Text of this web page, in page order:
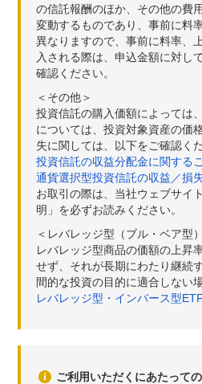
の信託報酬のほか、その他の費
変動するものであり、事前に料
異なりますので、事前に料率、
入される際は、申込金額に対し
確認ください。
＜その他＞
投資信託の購入価額によっては
については、投資対象資産の価
失に関しては、以下をご確認くだ
投資信託の収益分配金に関する
通貨選択型投資信託の収益／損
お取引の際は、当社ウェブサイ
明」を必ずお読みください。
＜レバレッジ型（ブル・ベア型
レバレッジ型商品の価額の上昇
せず、それが長期にわたり継続
間的な投資の目的に適合しない
レバレッジ型・インバース型
ご利用いただくにあたって